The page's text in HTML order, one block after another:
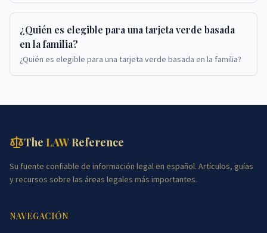
¿Quién es elegible para una tarjeta verde basada
en la familia?
¿Quién es elegible para una tarjeta verde basada en la familia?
The LAWReference
Su fuente confiable de información legal en español. Artículos, guías
y recursos sobre las áreas legales más importantes.
NAVEGACIÓN